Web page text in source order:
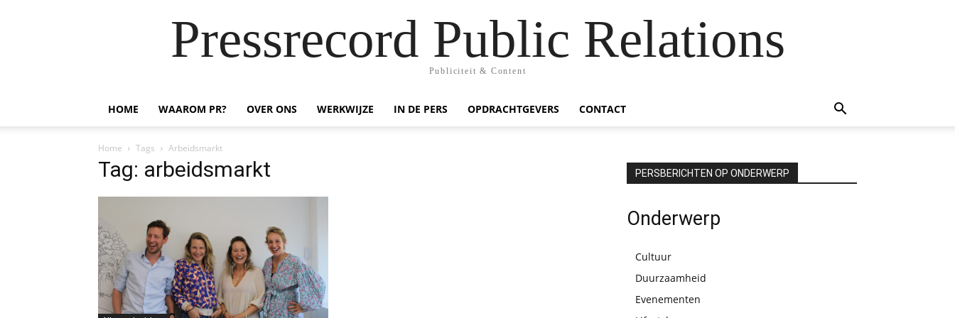
Pressrecord Public Relations
Publiciteit & Content
HOME WAAROM PR? OVER ONS WERKWIJZE IN DE PERS OPDRACHTGEVERS CONTACT
Home Tags Arbeidsmarkt
Tag: arbeidsmarkt PERSBERICHTEN OP ONDERWERP
Onderwerp
Cultuur
Duurzaamheid
Evenementen